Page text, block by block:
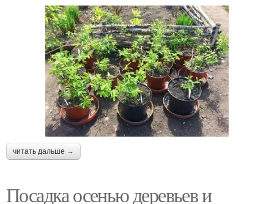
читать дальше →
Посадка осенью деревьев и